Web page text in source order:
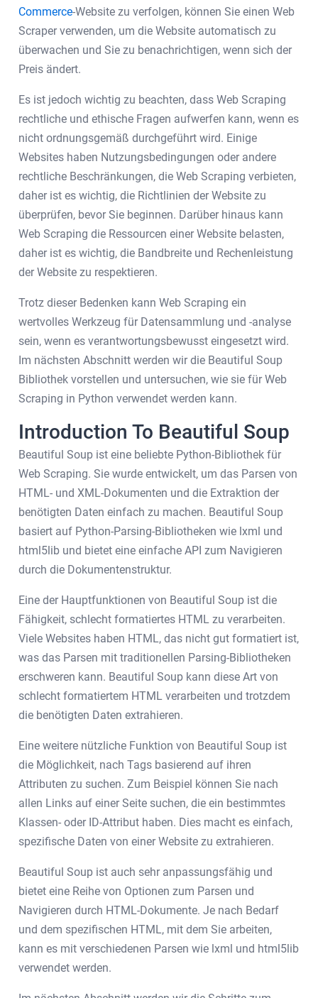
Commerce-Website zu verfolgen, können Sie einen Web
Scraper verwenden, um die Website automatisch zu
überwachen und Sie zu benachrichtigen, wenn sich der
Preis ändert.
Es ist jedoch wichtig zu beachten, dass Web Scraping
rechtliche und ethische Fragen aufwerfen kann, wenn es
nicht ordnungsgemäß durchgeführt wird. Einige
Websites haben Nutzungsbedingungen oder andere
rechtliche Beschränkungen, die Web Scraping verbieten,
daher ist es wichtig, die Richtlinien der Website zu
überprüfen, bevor Sie beginnen. Darüber hinaus kann
Web Scraping die Ressourcen einer Website belasten,
daher ist es wichtig, die Bandbreite und Rechenleistung
der Website zu respektieren.
Trotz dieser Bedenken kann Web Scraping ein
wertvolles Werkzeug für Datensammlung und -analyse
sein, wenn es verantwortungsbewusst eingesetzt wird.
Im nächsten Abschnitt werden wir die Beautiful Soup
Bibliothek vorstellen und untersuchen, wie sie für Web
Scraping in Python verwendet werden kann.
Introduction To Beautiful Soup
Beautiful Soup ist eine beliebte Python-Bibliothek für
Web Scraping. Sie wurde entwickelt, um das Parsen von
HTML- und XML-Dokumenten und die Extraktion der
benötigten Daten einfach zu machen. Beautiful Soup
basiert auf Python-Parsing-Bibliotheken wie lxml und
html5lib und bietet eine einfache API zum Navigieren
durch die Dokumentenstruktur.
Eine der Hauptfunktionen von Beautiful Soup ist die
Fähigkeit, schlecht formatiertes HTML zu verarbeiten.
Viele Websites haben HTML, das nicht gut formatiert ist,
was das Parsen mit traditionellen Parsing-Bibliotheken
erschweren kann. Beautiful Soup kann diese Art von
schlecht formatiertem HTML verarbeiten und trotzdem
die benötigten Daten extrahieren.
Eine weitere nützliche Funktion von Beautiful Soup ist
die Möglichkeit, nach Tags basierend auf ihren
Attributen zu suchen. Zum Beispiel können Sie nach
allen Links auf einer Seite suchen, die ein bestimmtes
Klassen- oder ID-Attribut haben. Dies macht es einfach,
spezifische Daten von einer Website zu extrahieren.
Beautiful Soup ist auch sehr anpassungsfähig und
bietet eine Reihe von Optionen zum Parsen und
Navigieren durch HTML-Dokumente. Je nach Bedarf
und dem spezifischen HTML, mit dem Sie arbeiten,
kann es mit verschiedenen Parsen wie lxml und html5lib
verwendet werden.